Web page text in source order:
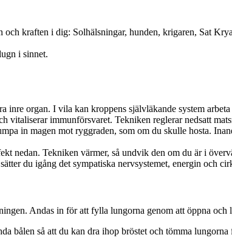
kraften i dig: Solhälsningar, hunden, krigaren, Sat
i sinnet.
inre organ. I vila kan kroppens självläkande system
vitaliserar immunförsvaret. Tekniken reglerar nedsatt
in magen mot ryggraden, som om du skulle hosta.
nedan. Tekniken värmer, så undvik den om du är i
du igång det sympatiska nervsystemet, energin och
Andas in för att fylla lungorna genom att öppna
bålen så att du kan dra ihop bröstet och tömma lungorna